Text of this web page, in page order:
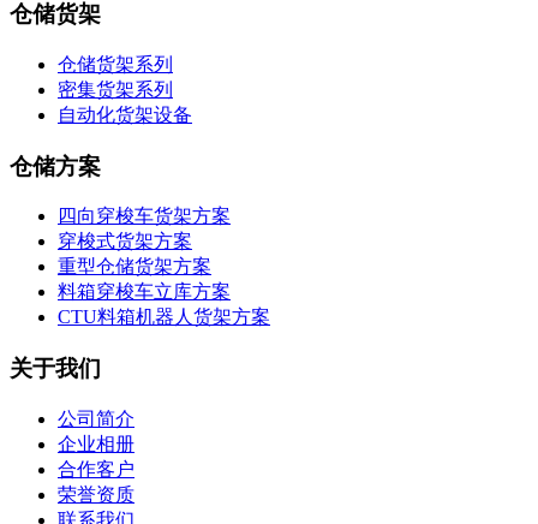
仓储货架
仓储货架系列
密集货架系列
自动化货架设备
仓储方案
四向穿梭车货架方案
穿梭式货架方案
重型仓储货架方案
料箱穿梭车立库方案
CTU料箱机器人货架方案
关于我们
公司简介
企业相册
合作客户
荣誉资质
联系我们